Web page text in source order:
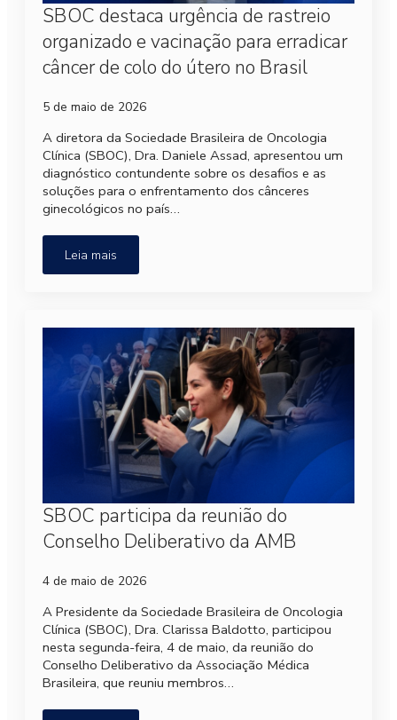
SBOC destaca urgência de rastreio
organizado e vacinação para erradicar
câncer de colo do útero no Brasil
5 de maio de 2026
A diretora da Sociedade Brasileira de Oncologia
Clínica (SBOC), Dra. Daniele Assad, apresentou um
diagnóstico contundente sobre os desafios e as
soluções para o enfrentamento dos cânceres
ginecológicos no país…
Leia mais
SBOC participa da reunião do
Conselho Deliberativo da AMB
4 de maio de 2026
A Presidente da Sociedade Brasileira de Oncologia
Clínica (SBOC), Dra. Clarissa Baldotto, participou
nesta segunda-feira, 4 de maio, da reunião do
Conselho Deliberativo da Associação Médica
Brasileira, que reuniu membros…